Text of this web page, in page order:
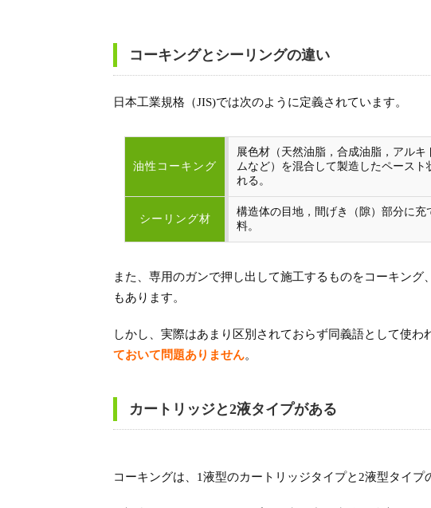
コーキングとシーリングの違い
日本工業規格（JIS)では次のように定義されています。
油性コーキング
展色材（天然油脂，合成油脂，アル
ムなど）を混合して製造したペース
れる。
シーリング材
構造体の目地，間げき（隙）部分に
料。
また、専用のガンで押し出して施工するものをコーキン
もあります。
しかし、実際はあまり区別されておらず同義語として使わ
ておいて問題ありません。
カートリッジと2液タイプがある
コーキングは、1液型のカートリッジタイプと2液型タイプ